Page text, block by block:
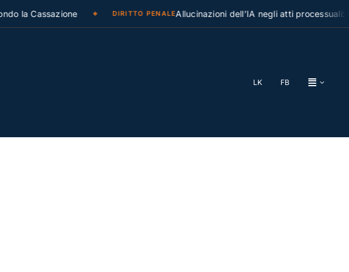
Cassazione DIRITTO PENALEAllucinazioni dell’IA negli atti processuali: la
LK FB